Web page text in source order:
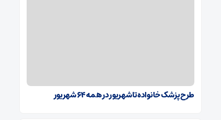
طرح پزشک خانواده تا شهریور در همه ۶۴ شهریور